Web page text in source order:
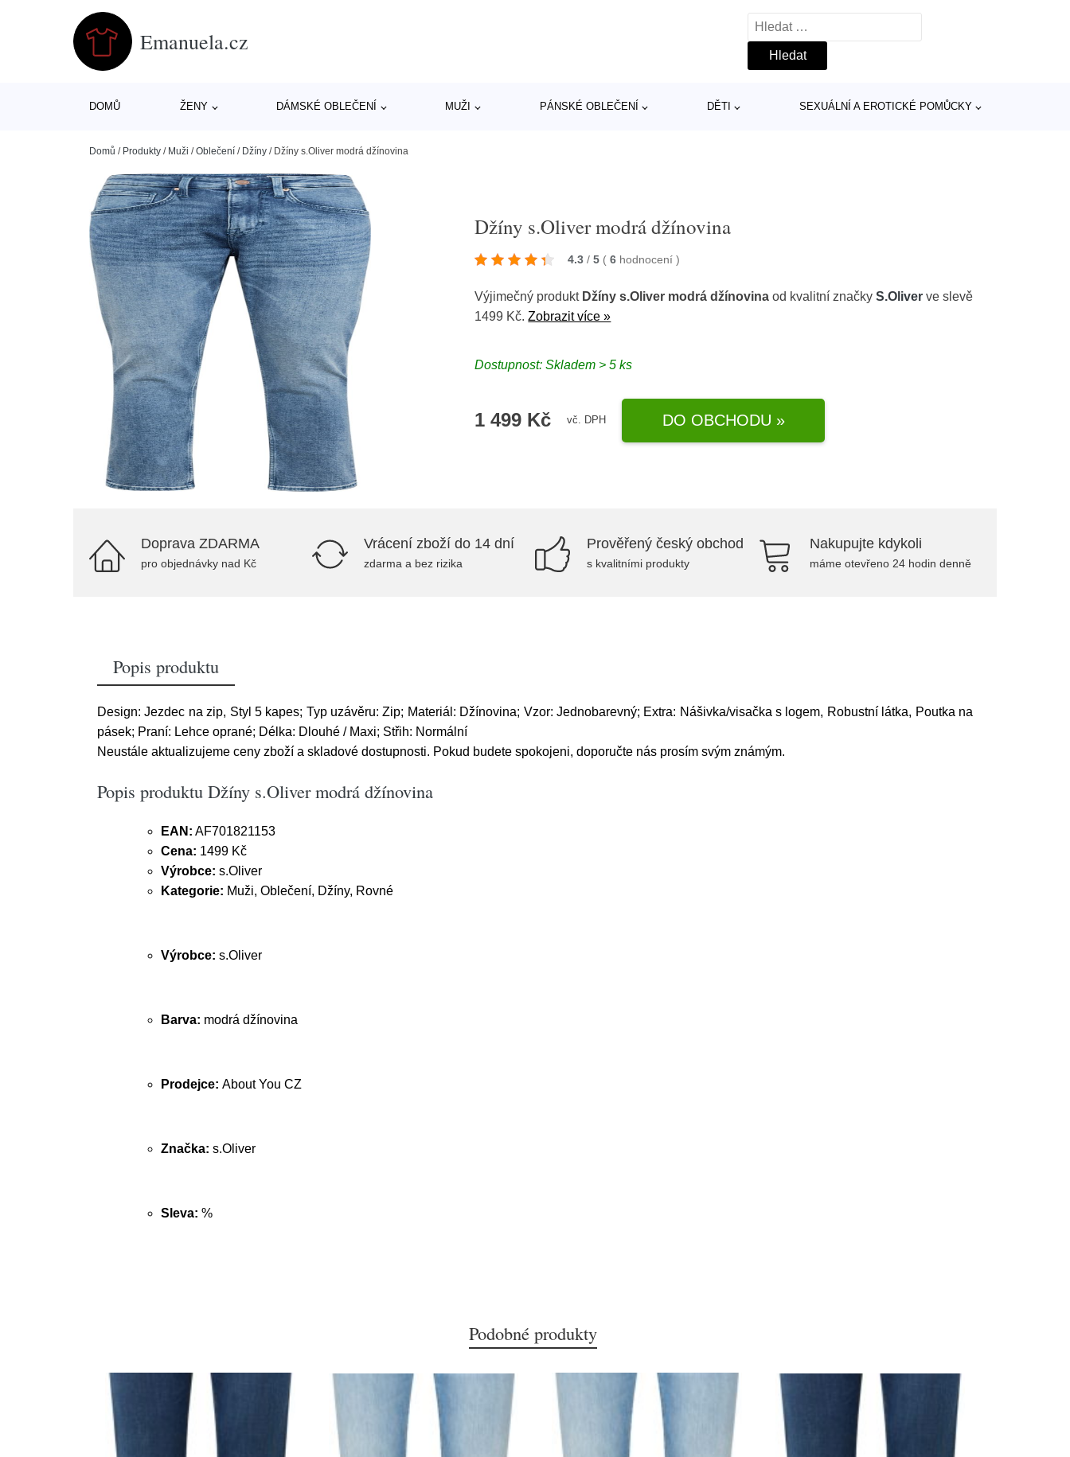
Emanuela.cz
Vyhledávání
DOMŮ ŽENY DÁMSKÉ OBLEČENÍ MUŽI PÁNSKÉ OBLEČENÍ DĚTI SEXUÁLNÍ A EROTICKÉ POMŮCKY
Domů / Produkty / Muži /Oblečení / Džíny / Džíny s.Oliver modrá džínovina
Džíny s.Oliver modrá džínovina
4.3 / 5 ( 6 hodnocení)
Výjimečný produkt Džíny s.Oliver modrá džínovina od kvalitní značkyS.Oliver ve slevě
1499 Kč.Zobrazit více »
Dostupnost: Skladem > 5 ks
1 499 Kč vč. DPH DO OBCHODU »
Doprava ZDARMA
pro objednávky nad Kč
Vrácení zboží do 14 dní
zdarma a bez rizika
Prověřený český obchod
s kvalitními produkty
Nakupujte kdykoli
máme otevřeno 24 hodin denně
Popis produktu
Design: Jezdec na zip, Styl 5 kapes; Typ uzávěru: Zip; Materiál: Džínovina; Vzor: Jednobarevný; Extra: Nášivka/visačka s logem, Robustní látka, Poutka na
pásek; Praní: Lehce oprané; Délka: Dlouhé / Maxi; Střih: Normální
Neustále aktualizujeme ceny zboží a skladové dostupnosti. Pokud budete spokojeni, doporučte nás prosím svým známým.
Popis produktu Džíny s.Oliver modrá džínovina
EAN: AF701821153
Cena: 1499 Kč
Výrobce: s.Oliver
Kategorie: Muži, Oblečení, Džíny, Rovné
Výrobce: s.Oliver
Barva: modrá džínovina
Prodejce: About You CZ
Značka: s.Oliver
Sleva: %
Podobné produkty